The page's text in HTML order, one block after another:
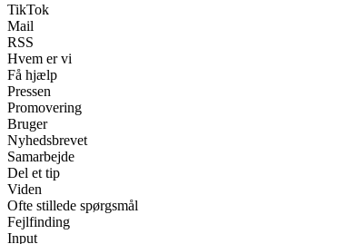
TikTok
Mail
RSS
Hvem er vi
Få hjælp
Pressen
Promovering
Bruger
Nyhedsbrevet
Samarbejde
Del et tip
Viden
Ofte stillede spørgsmål
Fejlfinding
Input